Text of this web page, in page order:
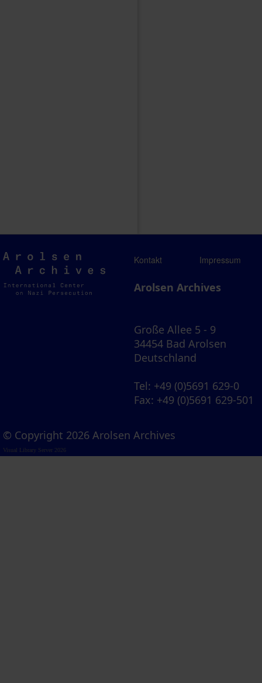
Arolsen
Archives
Kontakt Impressum
Arolsen Archives
Große Allee 5 - 9
34454 Bad Arolsen
Deutschland
Tel: +49 (0)5691 629-0
Fax: +49 (0)5691 629-501
© Copyright 2026 Arolsen Archives
Visual Library Server 2026